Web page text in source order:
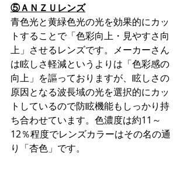
⑤ＡＮＺＵレンズ
青色光と黄緑色光の光を効果的にカッ
トすることで「色彩向上・見やすさ向
上」させるレンズです。メーカーさん
は眩しさ軽減というよりは「色彩感の
向上」を謳っておりますが、眩しさの
原因となる波長域の光を選択的にカッ
トしているので防眩機能もしっかり持
ち合わせています。色濃度は約11～
12％程度でレンズカラーはその名の通
り「杏色」です。